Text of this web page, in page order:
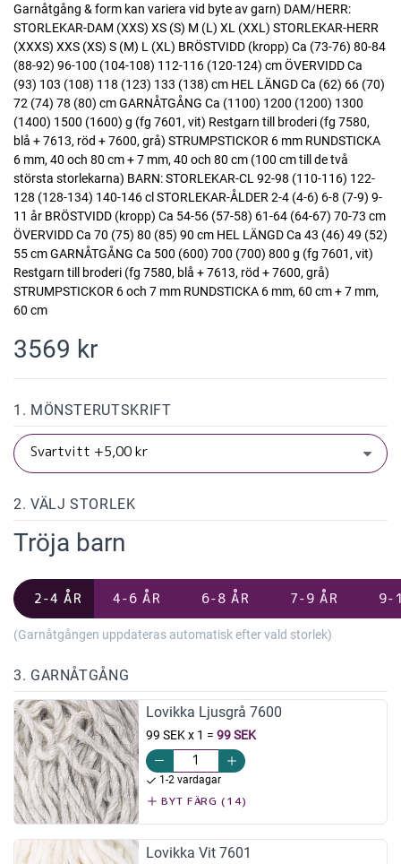
Garnåtgång & form kan variera vid byte av garn) DAM/HERR:
STORLEKAR-DAM (XXS) XS (S) M (L) XL (XXL) STORLEKAR-HERR
(XXXS) XXS (XS) S (M) L (XL) BRÖSTVIDD (kropp) Ca (73-76) 80-84
(88-92) 96-100 (104-108) 112-116 (120-124) cm ÖVERVIDD Ca
(93) 103 (108) 118 (123) 133 (138) cm HEL LÄNGD Ca (62) 66 (70)
72 (74) 78 (80) cm GARNÅTGÅNG Ca (1100) 1200 (1200) 1300
(1400) 1500 (1600) g (fg 7601, vit) Restgarn till broderi (fg 7580,
blå + 7613, röd + 7600, grå) STRUMPSTICKOR 6 mm RUNDSTICKA
6 mm, 40 och 80 cm + 7 mm, 40 och 80 cm (100 cm till de två
största storlekarna) BARN: STORLEKAR-CL 92-98 (110-116) 122-
128 (128-134) 140-146 cl STORLEKAR-ÅLDER 2-4 (4-6) 6-8 (7-9) 9-
11 år BRÖSTVIDD (kropp) Ca 54-56 (57-58) 61-64 (64-67) 70-73 cm
ÖVERVIDD Ca 70 (75) 80 (85) 90 cm HEL LÄNGD Ca 43 (46) 49 (52)
55 cm GARNÅTGÅNG Ca 500 (600) 700 (700) 800 g (fg 7601, vit)
Restgarn till broderi (fg 7580, blå + 7613, röd + 7600, grå)
STRUMPSTICKOR 6 och 7 mm RUNDSTICKA 6 mm, 60 cm + 7 mm,
60 cm
3569 kr
1. MÖNSTERUTSKRIFT
2. VÄLJ STORLEK
Tröja barn
2-4 ÅR 4-6 ÅR 6-8 ÅR 7-9 ÅR 9-
(Garnåtgången uppdateras automatisk efter vald storlek)
3. GARNÅTGÅNG
Lovikka Ljusgrå 7600
99 SEK x 1 = 99 SEK
1-2 vardagar
BYT FÄRG (14)
Lovikka Vit 7601